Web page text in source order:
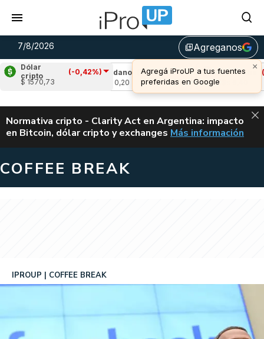
7/8/2026 library_addAgreganos
×
Agregá iProUP a tus fuentes
preferidas en Google
Dólar
cripto
(-0,42%)
$ 1570,73
Cardano
(-2,66%)
Avalanche (-
u$s 6,40
ALERTA
Normativa cripto - Clarity Act en Argentina: impacto
en Bitcoin, dólar cripto y exchanges CLARITY ACT EN
Más información
COFFEE BREAK
IPROUP COFFEE BREAK